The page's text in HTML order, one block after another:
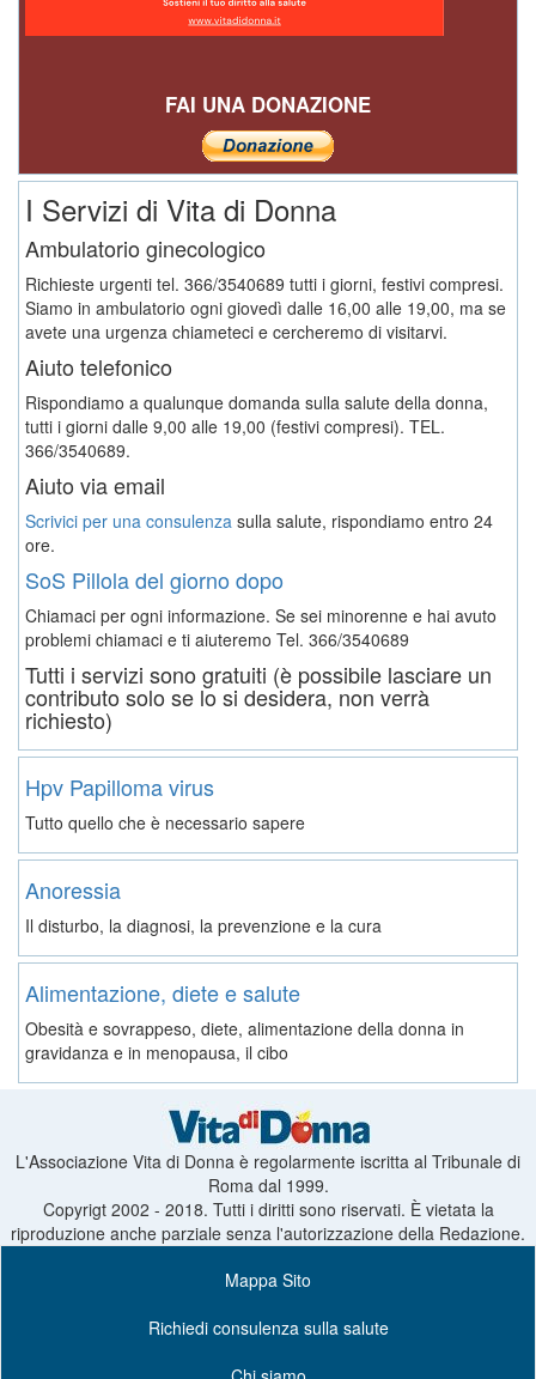
FAI UNA DONAZIONE
I Servizi di Vita di Donna
Ambulatorio ginecologico
Richieste urgenti tel. 366/3540689 tutti i giorni, festivi compresi.
Siamo in ambulatorio ogni giovedì dalle 16,00 alle 19,00, ma se
avete una urgenza chiameteci e cercheremo di visitarvi.
Aiuto telefonico
Rispondiamo a qualunque domanda sulla salute della donna,
tutti i giorni dalle 9,00 alle 19,00 (festivi compresi). TEL.
366/3540689.
Aiuto via email
Scrivici per una consulenza sulla salute, rispondiamo entro 24
ore.
SoS Pillola del giorno dopo
Chiamaci per ogni informazione. Se sei minorenne e hai avuto
problemi chiamaci e ti aiuteremo Tel. 366/3540689
Tutti i servizi sono gratuiti (è possibile lasciare un
contributo solo se lo si desidera, non verrà
richiesto)
Hpv Papilloma virus
Tutto quello che è necessario sapere
Anoressia
Il disturbo, la diagnosi, la prevenzione e la cura
Alimentazione, diete e salute
Obesità e sovrappeso, diete, alimentazione della donna in
gravidanza e in menopausa, il cibo
L'Associazione Vita di Donna è regolarmente iscritta al Tribunale di
Roma dal 1999.
Copyrigt 2002 - 2018. Tutti i diritti sono riservati. È vietata la
riproduzione anche parziale senza l'autorizzazione della Redazione.
Mappa Sito
Richiedi consulenza sulla salute